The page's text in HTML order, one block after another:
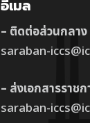
อีเมล
– ติดต่อส่วนกลาง
saraban-
– ส่งเอกสารราชก
saraban-